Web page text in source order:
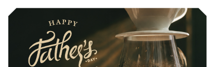
Free gift with purchases of NT$1,000 - Premium
Immersion Coffee-Get 1 pack randomly-Market price $80